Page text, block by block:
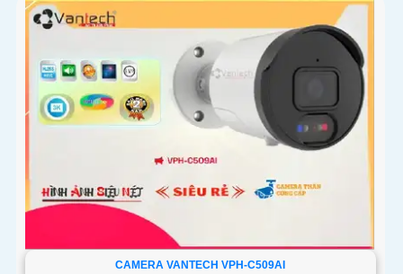
CAMERA VANTECH VPH-C509AI